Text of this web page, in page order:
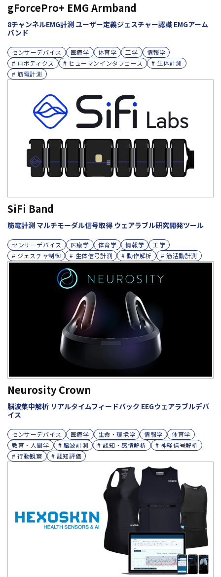
gForcePro+ EMG Armband
8チャンネルEMG計測 ユーザー定義ジェスチャー認識 EMGアーム
バンド
センサーデバイス 医療学 体育学 工学
情報学
# ロボティクス
# ヒューマンインタフェース
# 生体計測
# 筋電計測
SiFi Band
筋電計測 マルチモーダル信号取得 ウェアラブル研究開発ツール
センサーデバイス 医療学 体育学 情報学
工学
# ジェスチャ制御
# 生体信号計測 # 動作解析 # 筋活動計測
Neurosity Crown
脳波集中解析 リアルタイムフィードバック EEGウェアラブルデバ
イス
センサーデバイス 医療学 生命・環境学 情報学
体育学
教育・人間学
# 脳波計測 # 認知・感情解析
# 神経信号解析
# 行動観察
# 認知評価